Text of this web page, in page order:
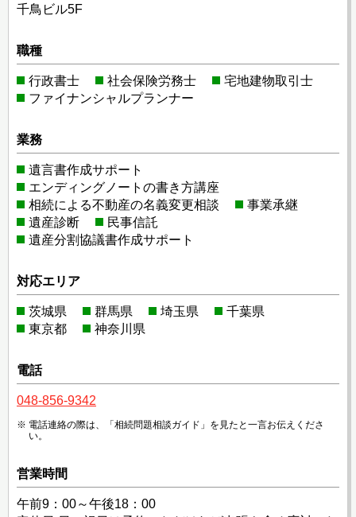
千鳥ビル5F
職種
行政書士 社会保険労務士
宅地建物取引士
ファイナンシャルプランナー
業務
遺言書作成サポート
エンディングノートの書き方講座
相続による不動産の名義変更相談
事業承継
遺産診断
民事信託
遺産分割協議書作成サポート
対応エリア
茨城県 群馬県 埼玉県
千葉県
東京都
神奈川県
電話
048-856-9342
電話連絡の際は、「相続問題相談ガイド」を見たと一言お伝えくださ
い。
営業時間
午前9：00～午後18：00